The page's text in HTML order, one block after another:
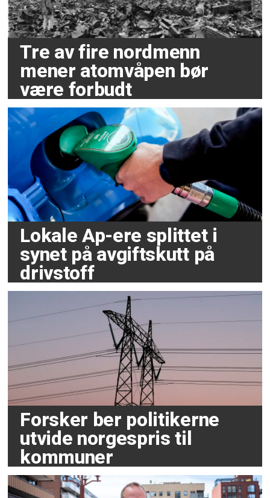
Tre av fire nordmenn
mener atomvåpen bør
være forbudt
Lokale Ap-ere splittet i
synet på avgiftskutt på
drivstoff
Forsker ber politikerne
utvide norgespris til
kommuner